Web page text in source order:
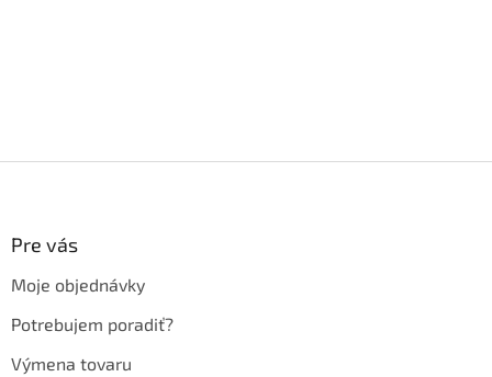
Pre vás
Moje objednávky
Potrebujem poradiť?
Výmena tovaru